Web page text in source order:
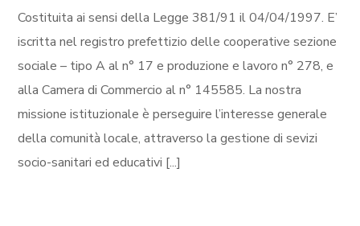
Costituita ai sensi della Legge 381/91 il 04/04/1997. E’
iscritta nel registro prefettizio delle cooperative sezione
sociale – tipo A al n° 17 e produzione e lavoro n° 278, e
alla Camera di Commercio al n° 145585. La nostra
missione istituzionale è perseguire l’interesse generale
della comunità locale, attraverso la gestione di sevizi
socio-sanitari ed educativi [...]